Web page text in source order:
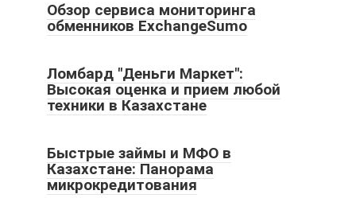
Обзор сервиса мониторинга
обменников ExchangeSumo
Ломбард "Деньги Маркет":
Высокая оценка и прием любой
техники в Казахстане
Быстрые займы и МФО в
Казахстане: Панорама
микрокредитования